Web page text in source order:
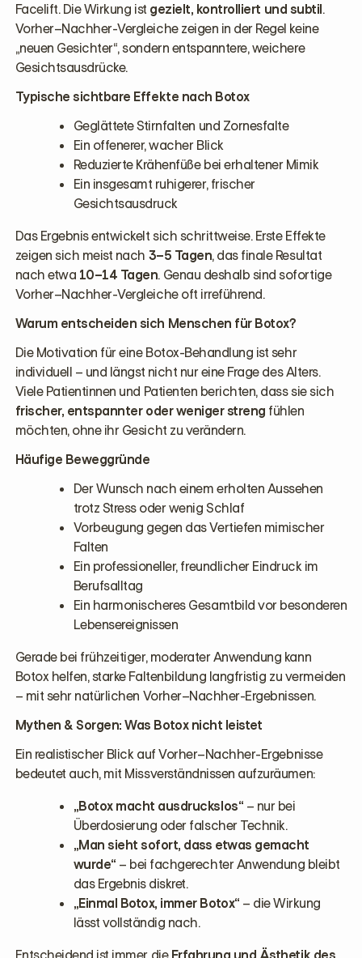
Facelift. Die Wirkung ist gezielt, kontrolliert und subtil.
Vorher–Nachher-Vergleiche zeigen in der Regel keine
„neuen Gesichter“, sondern entspanntere, weichere
Gesichtsausdrücke.
Typische sichtbare Effekte nach Botox
Geglättete Stirnfalten und Zornesfalte
Ein offenerer, wacher Blick
Reduzierte Krähenfüße bei erhaltener Mimik
Ein insgesamt ruhigerer, frischer
Gesichtsausdruck
Das Ergebnis entwickelt sich schrittweise. Erste Effekte
zeigen sich meist nach 3–5 Tagen, das finale Resultat
nach etwa 10–14 Tagen. Genau deshalb sind sofortige
Vorher–Nachher-Vergleiche oft irreführend.
Warum entscheiden sich Menschen für Botox?
Die Motivation für eine Botox-Behandlung ist sehr
individuell – und längst nicht nur eine Frage des Alters.
Viele Patientinnen und Patienten berichten, dass sie sich
frischer, entspannter oder weniger streng fühlen
möchten, ohne ihr Gesicht zu verändern.
Häufige Beweggründe
Der Wunsch nach einem erholten Aussehen
trotz Stress oder wenig Schlaf
Vorbeugung gegen das Vertiefen mimischer
Falten
Ein professioneller, freundlicher Eindruck im
Berufsalltag
Ein harmonischeres Gesamtbild vor besonderen
Lebensereignissen
Gerade bei frühzeitiger, moderater Anwendung kann
Botox helfen, starke Faltenbildung langfristig zu vermeiden
– mit sehr natürlichen Vorher–Nachher-Ergebnissen.
Mythen & Sorgen: Was Botox nicht leistet
Ein realistischer Blick auf Vorher–Nachher-Ergebnisse
bedeutet auch, mit Missverständnissen aufzuräumen:
„Botox macht ausdruckslos“ – nur bei
Überdosierung oder falscher Technik.
„Man sieht sofort, dass etwas gemacht
wurde“ – bei fachgerechter Anwendung bleibt
das Ergebnis diskret.
„Einmal Botox, immer Botox“ – die Wirkung
lässt vollständig nach.